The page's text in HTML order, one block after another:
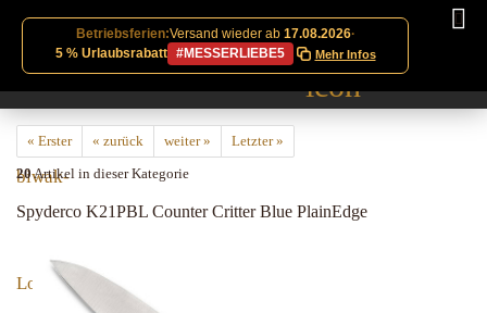
Betriebsferien:Versand wieder ab 17.08.2026·
5 % Urlaubsrabatt
#MESSERLIEBE5 Mehr Infos
« Erster « zurück weiter »
Letzter »
20Artikel in dieser Kategorie
Spyderco K21PBL Counter Critter Blue PlainEdge